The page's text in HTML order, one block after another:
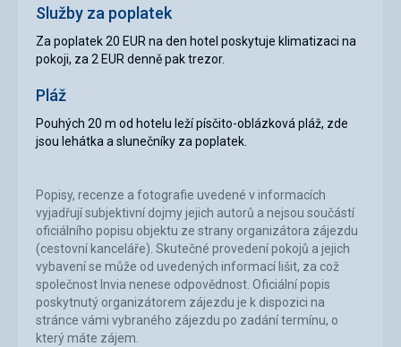
Služby za poplatek
Za poplatek 20 EUR na den hotel poskytuje klimatizaci na
pokoji, za 2 EUR denně pak trezor.
Pláž
Pouhých 20 m od hotelu leží písčito-oblázková pláž, zde
jsou lehátka a slunečníky za poplatek.
Popisy, recenze a fotografie uvedené v informacích
vyjadřují subjektivní dojmy jejich autorů a nejsou součástí
oficiálního popisu objektu ze strany organizátora zájezdu
(cestovní kanceláře). Skutečné provedení pokojů a jejich
vybavení se může od uvedených informací lišit, za což
společnost Invia nenese odpovědnost. Oficiální popis
poskytnutý organizátorem zájezdu je k dispozici na
stránce vámi vybraného zájezdu po zadání termínu, o
který máte zájem.